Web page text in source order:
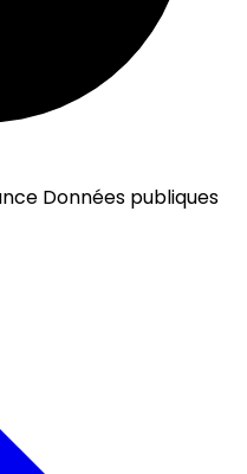
Données publiques